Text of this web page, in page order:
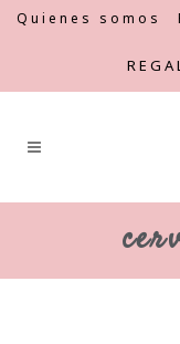
Quienes somos